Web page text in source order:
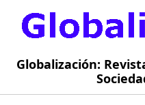
Globalización: